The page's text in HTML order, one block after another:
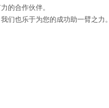
的合作伙伴。
们也乐于为您的成功助一臂之力。